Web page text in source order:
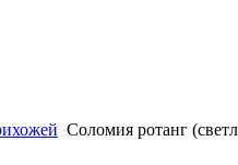
Соломия ротанг